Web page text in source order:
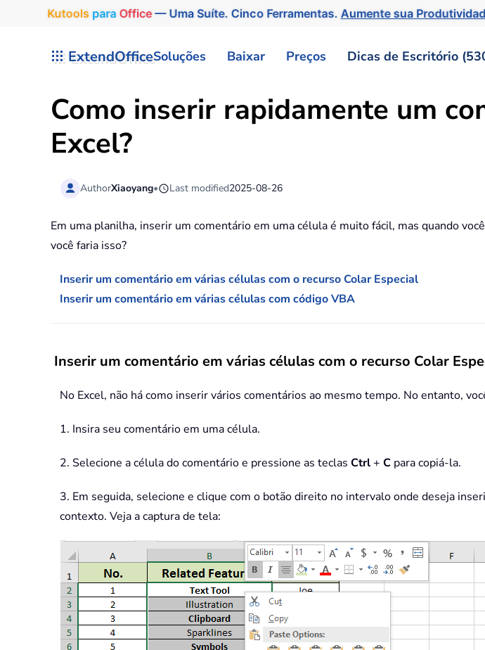
Kutools para Office— Uma Suíte. Cinco Ferramentas.Aumente sua
ExtendOfficeSoluções Baixar Preços Dicas de Escritório
Como inserir rapidamente um
Excel?
AuthorXiaoyang• Last modified2025-08-26
Em uma planilha, inserir um comentário em uma célula é muito fácil, mas quando
você faria isso?
Inserir um comentário em várias células com o recurso Colar Especial
Inserir um comentário em várias células com código VBA
Inserir um comentário em várias células com o recurso Colar
No Excel, não há como inserir vários comentários ao mesmo tempo. No entanto,
1. Insira seu comentário em uma célula.
2. Selecione a célula do comentário e pressione as teclas Ctrl+ C para copiá-la.
3. Em seguida, selecione e clique com o botão direito no intervalo onde deseja
contexto. Veja a captura de tela: